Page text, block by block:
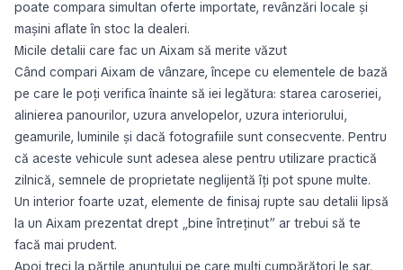
poate compara simultan oferte importate, revânzări locale și
mașini aflate în stoc la dealeri.
Micile detalii care fac un Aixam să merite văzut
Când compari Aixam de vânzare, începe cu elementele de bază
pe care le poți verifica înainte să iei legătura: starea caroseriei,
alinierea panourilor, uzura anvelopelor, uzura interiorului,
geamurile, luminile și dacă fotografiile sunt consecvente. Pentru
că aceste vehicule sunt adesea alese pentru utilizare practică
zilnică, semnele de proprietate neglijentă îți pot spune multe.
Un interior foarte uzat, elemente de finisaj rupte sau detalii lipsă
la un Aixam prezentat drept „bine întreținut” ar trebui să te
facă mai prudent.
Apoi treci la părțile anunțului pe care mulți cumpărători le sar.